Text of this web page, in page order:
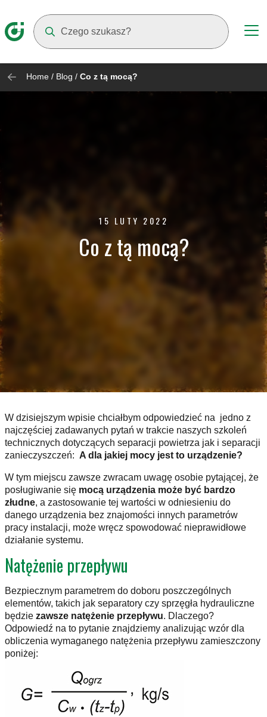
Home / Blog / Co z tą mocą?
15 LUTY 2022
Co z tą mocą?
W dzisiejszym wpisie chciałbym odpowiedzieć na jedno z
najczęściej zadawanych pytań w trakcie naszych szkoleń
technicznych dotyczących separacji powietrza jak i separacji
zanieczyszczeń: A dla jakiej mocy jest to urządzenie?
W tym miejscu zawsze zwracam uwagę osobie pytającej, że
posługiwanie się mocą urządzenia może być bardzo
złudne, a zastosowanie tej wartości w odniesieniu do
danego urządzenia bez znajomości innych parametrów
pracy instalacji, może wręcz spowodować nieprawidłowe
działanie systemu.
Natężenie przepływu
Bezpiecznym parametrem do doboru poszczególnych
elementów, takich jak separatory czy sprzęgła hydrauliczne
będzie zawsze natężenie przepływu. Dlaczego?
Odpowiedź na to pytanie znajdziemy analizując wzór dla
obliczenia wymaganego natężenia przepływu zamieszczony
poniżej: